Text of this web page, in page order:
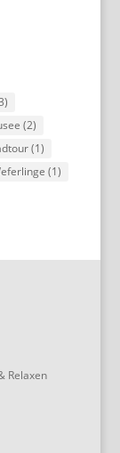
(2)
(1)
(1)
Relaxen